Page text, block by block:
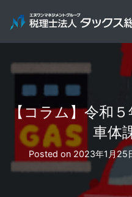
【コラム】令和
車体
Posted on 2023年1月25